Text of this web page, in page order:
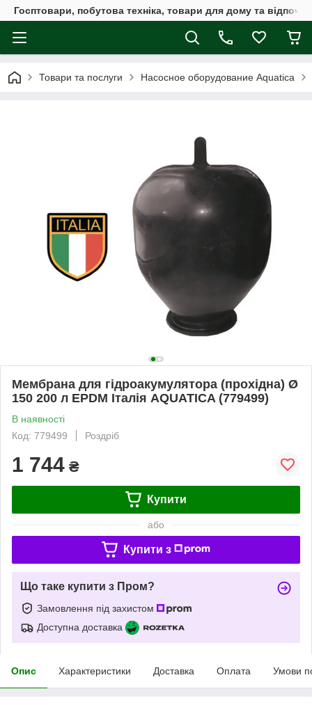
Госптовари, побутова техніка, товари для дому та
Товари та послуги Насосное оборудование Aquatica
Мембрана для гідроакумулятора (прохідна) Ø
150 200 л EPDM Італія AQUATICA (779499)
В наявності
Код: 779499
Роздріб
1 744 ₴
Купити
або
Купити з
Що таке купити з Пром?
Замовлення під захистом
Доступна доставка
Опис Характеристики Доставка Оплата Умови